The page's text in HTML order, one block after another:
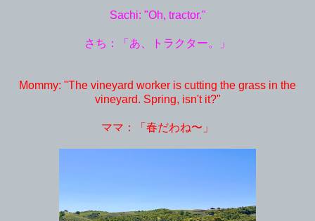
Sachi: "Oh, tractor."
さち：「あ、トラクター。」
Mommy: "The vineyard worker is cutting the grass in the
vineyard. Spring, isn't it?"
ママ：「春だわね〜」